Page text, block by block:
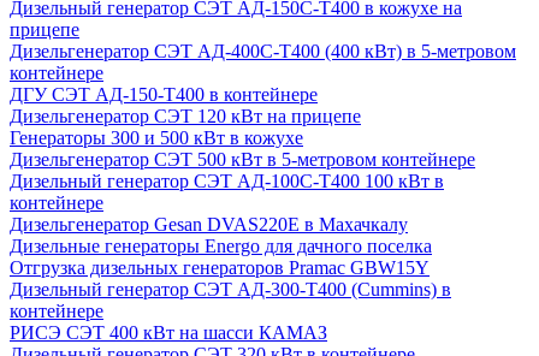
Дизельный генератор СЭТ АД-150С-Т400 в кожухе на
прицепе
Дизельгенератор СЭТ АД-400С-Т400 (400 кВт) в 5-метровом
контейнере
ДГУ СЭТ АД-150-Т400 в контейнере
Дизельгенератор СЭТ 120 кВт на прицепе
Генераторы 300 и 500 кВт в кожухе
Дизельгенератор СЭТ 500 кВт в 5-метровом контейнере
Дизельный генератор СЭТ АД-100С-Т400 100 кВт в
контейнере
Дизельгенератор Gesan DVAS220E в Махачкалу
Дизельные генераторы Energo для дачного поселка
Отгрузка дизельных генераторов Pramac GВW15Y
Дизельный генератор СЭТ АД-300-Т400 (Cummins) в
контейнере
РИСЭ СЭТ 400 кВт на шасси КАМАЗ